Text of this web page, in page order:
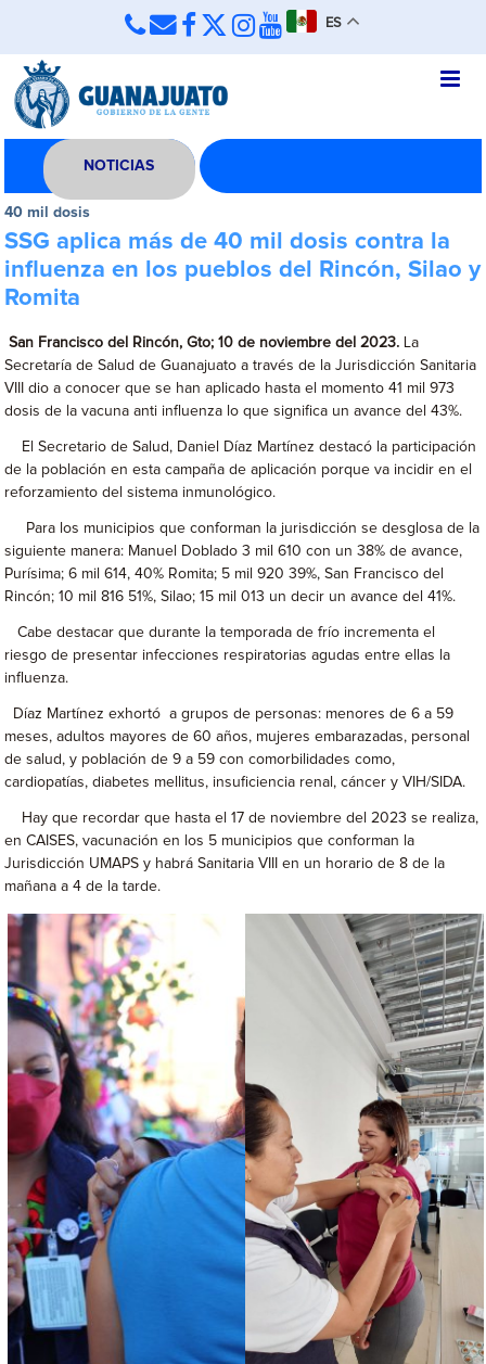
ES
NOTICIAS
40 mil dosis
SSG aplica más de 40 mil dosis contra la
influenza en los pueblos del Rincón, Silao y
Romita
San Francisco del Rincón, Gto; 10 de noviembre del 2023. La
Secretaría de Salud de Guanajuato a través de la Jurisdicción Sanitaria
VIII dio a conocer que se han aplicado hasta el momento 41 mil 973
dosis de la vacuna anti influenza lo que significa un avance del 43%.
El Secretario de Salud, Daniel Díaz Martínez destacó la participación
de la población en esta campaña de aplicación porque va incidir en el
reforzamiento del sistema inmunológico.
Para los municipios que conforman la jurisdicción se desglosa de la
siguiente manera: Manuel Doblado 3 mil 610 con un 38% de avance,
Purísima; 6 mil 614, 40% Romita; 5 mil 920 39%, San Francisco del
Rincón; 10 mil 816 51%, Silao; 15 mil 013 un decir un avance del 41%.
Cabe destacar que durante la temporada de frío incrementa el
riesgo de presentar infecciones respiratorias agudas entre ellas la
influenza.
Díaz Martínez exhortó a grupos de personas: menores de 6 a 59
meses, adultos mayores de 60 años, mujeres embarazadas, personal
de salud, y población de 9 a 59 con comorbilidades como,
cardiopatías, diabetes mellitus, insuficiencia renal, cáncer y VIH/SIDA.
Hay que recordar que hasta el 17 de noviembre del 2023 se realiza,
en CAISES, vacunación en los 5 municipios que conforman la
Jurisdicción UMAPS y habrá Sanitaria VIII en un horario de 8 de la
mañana a 4 de la tarde.